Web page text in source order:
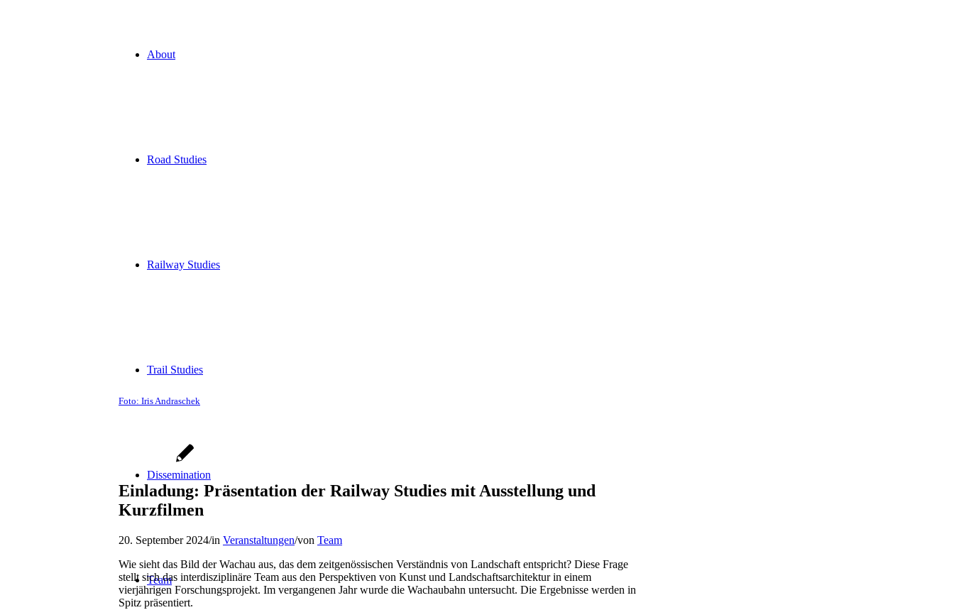
About
Road Studies
Railway Studies
Trail Studies
Dissemination
Team
Foto: Iris Andraschek
Einladung: Präsentation der Railway Studies mit Ausstellung und
Kurzfilmen
20. September 2024/in Veranstaltungen/von Team
Wie sieht das Bild der Wachau aus, das dem zeitgenössischen Verständnis von Landschaft entspricht? Diese Frage
stellt sich das interdisziplinäre Team aus den Perspektiven von Kunst und Landschaftsarchitektur in einem
vierjährigen Forschungsprojekt. Im vergangenen Jahr wurde die Wachaubahn untersucht. Die Ergebnisse werden in
Spitz präsentiert.